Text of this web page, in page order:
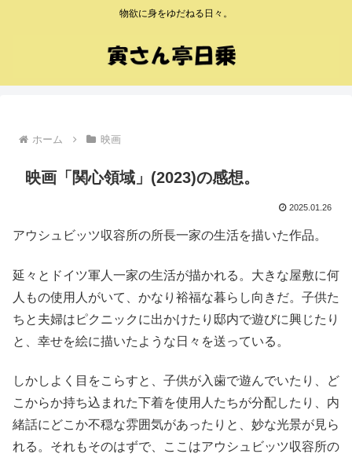
物欲に身をゆだねる日々。
ホーム 映画
映画「関心領域」(2023)の感想。
2025.01.26
アウシュビッツ収容所の所長一家の生活を描いた作品。
延々とドイツ軍人一家の生活が描かれる。大きな屋敷に何
人もの使用人がいて、かなり裕福な暮らし向きだ。子供た
ちと夫婦はピクニックに出かけたり邸内で遊びに興じたり
と、幸せを絵に描いたような日々を送っている。
しかしよく目をこらすと、子供が入歯で遊んでいたり、ど
こからか持ち込まれた下着を使用人たちが分配したり、内
緒話にどこか不穏な雰囲気があったりと、妙な光景が見ら
れる。それもそのはずで、ここはアウシュビッツ収容所の